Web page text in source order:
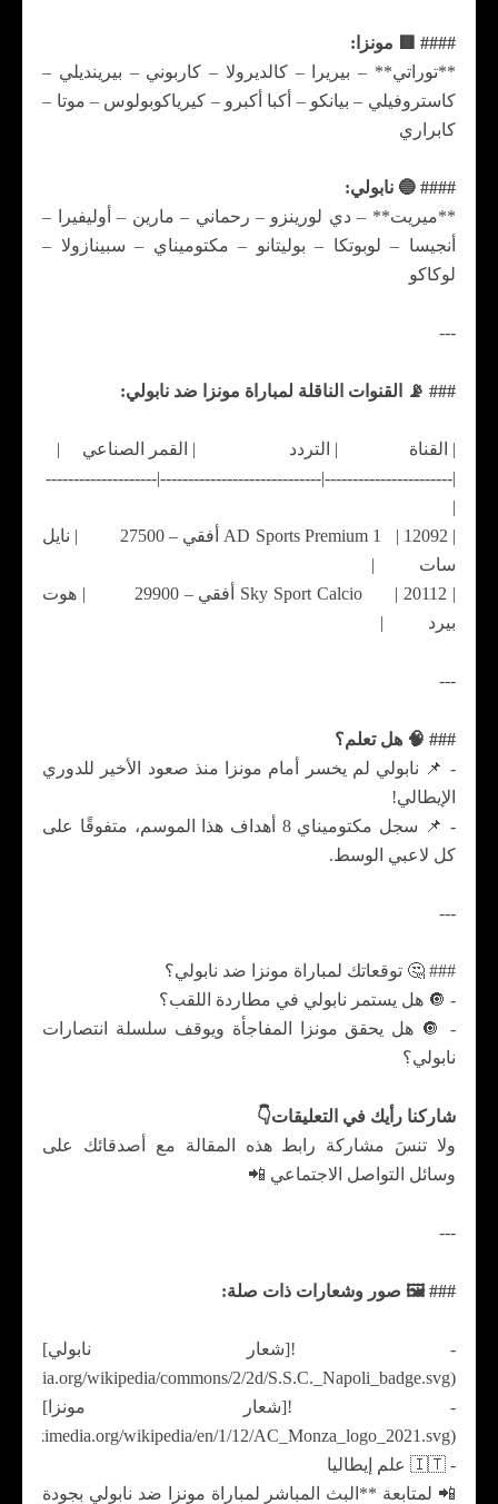
#### 🟥 مونزا:
**توراتي** – بيريرا – كالديرولا – كاربوني – بيرينديلي –
كاستروفيلي – بيانكو – أكبا أكبرو – كيرياكوبولوس – موتا –
كابراري
#### 🔵 نابولي:
**ميريت** – دي لورينزو – رحماني – مارين – أوليفيرا –
أنجيسا – لوبوتكا – بوليتانو – مكتوميناي – سبينازولا –
لوكاكو
---
### 📡 القنوات الناقلة لمباراة مونزا ضد نابولي:
| القناة | التردد | القمر الصناعي |
|-----------------------|-----------------------------|--------------------
|
| AD Sports Premium 1 | 12092 أفقي – 27500 | نايل
سات |
| Sky Sport Calcio | 20112 أفقي – 29900 | هوت
بيرد |
---
### 🧠 هل تعلم؟
- 📌 نابولي لم يخسر أمام مونزا منذ صعود الأخير للدوري
الإيطالي!
- 📌 سجل مكتوميناي 8 أهداف هذا الموسم، متفوقًا على
كل لاعبي الوسط.
---
### 🤔 توقعاتك لمباراة مونزا ضد نابولي؟
- 🔘 هل يستمر نابولي في مطاردة اللقب؟
- 🔘 هل يحقق مونزا المفاجأة ويوقف سلسلة انتصارات
نابولي؟
شاركنا رأيك في التعليقات👇
ولا تنسَ مشاركة رابط هذه المقالة مع أصدقائك على
وسائل التواصل الاجتماعي 📲
---
### 🖼️ صور وشعارات ذات صلة:
- ![شعار نابولي]
(https://upload.wikimedia.org/wikipedia/commons/2/2d/S.S.C._Napoli_badge.svg)
- ![شعار مونزا]
(https://upload.wikimedia.org/wikipedia/en/1/12/AC_Monza_logo_2021.svg)
- 🇮🇹 علم إيطاليا
📲 لمتابعة **البث المباشر لمباراة مونزا ضد نابولي بجودة